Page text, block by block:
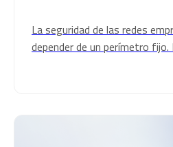
La seguridad de las redes
depender de un perímetro fijo.